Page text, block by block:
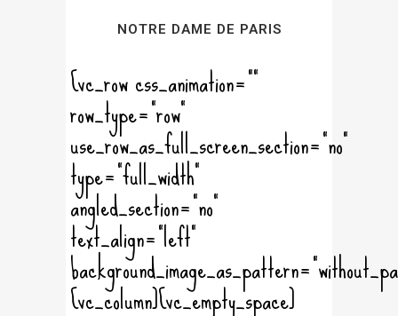
NOTRE DAME DE PARIS
[vc_row css_animation=""
row_type="row"
use_row_as_full_screen_section="no"
type="full_width"
angled_section="no"
text_align="left"
[vc_column][vc_empty_space]